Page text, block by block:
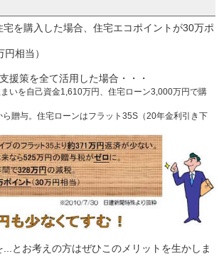
を購入した場合、住宅エコポイントが30万ポ
相当）
援策を全て活用した場合・・・
いを自己資金1,610万円、住宅ローン3,000万円で購
贈与。住宅ローンはフラット35S（20年金利引き下
とお考えの方はぜひこのメリットを生かしま